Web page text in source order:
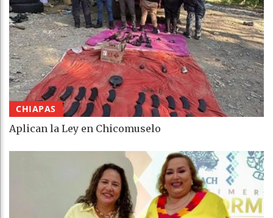
CHIAPAS
Aplican la Ley en Chicomuselo